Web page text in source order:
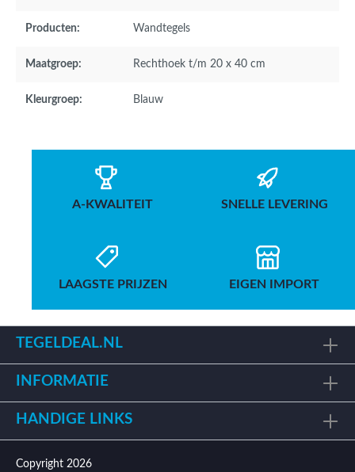
Producten: Wandtegels
Maatgroep: Rechthoek t/m 20 x 40 cm
Kleurgroep: Blauw
A-KWALITEIT SNELLE LEVERING
LAAGSTE PRIJZEN EIGEN IMPORT
TEGELDEAL.NL
INFORMATIE
HANDIGE LINKS
Copyright 2026